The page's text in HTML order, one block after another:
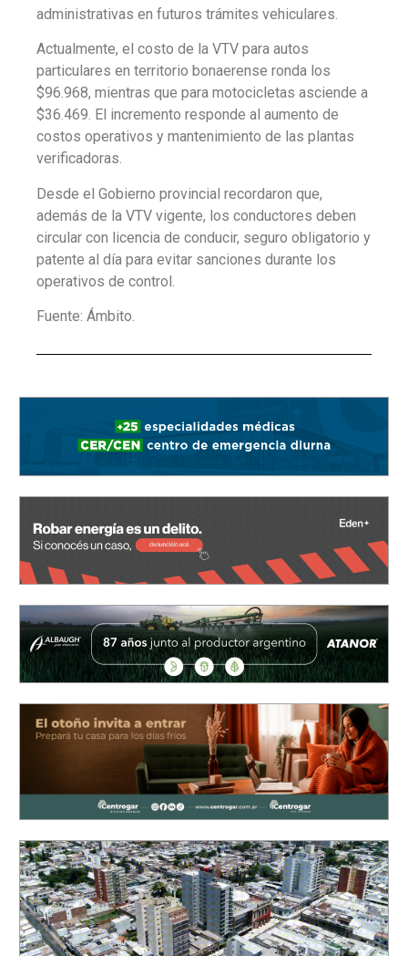
administrativas en futuros trámites vehiculares.
Actualmente, el costo de la VTV para autos
particulares en territorio bonaerense ronda los
$96.968, mientras que para motocicletas asciende a
$36.469. El incremento responde al aumento de
costos operativos y mantenimiento de las plantas
verificadoras.
Desde el Gobierno provincial recordaron que,
además de la VTV vigente, los conductores deben
circular con licencia de conducir, seguro obligatorio y
patente al día para evitar sanciones durante los
operativos de control.
Fuente: Ámbito.